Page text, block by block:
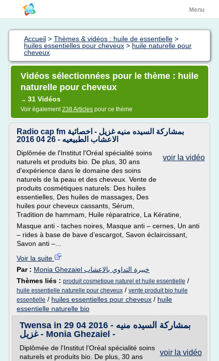
Menu
Accueil > Thèmes & vidéos : huile de essentielle >
huiles essentielles pour cheveux > huile naturelle pour
cheveux
Vidéos sélectionnées pour le thème : huile
naturelle pour cheveux
→ 31 Vidéos
Voir également238 Articles pour ce thème
Radio cap fm بمشاركة السيده منيه غزيل - اخصائية
الاعشاب الطبيعيه - 26 04 2016
voir la vidéo
Diplômée de l'Institut l'Oréal spécialité soins
naturels et produits bio. De plus, 30 ans
d'expérience dans le domaine des soins
naturels de la peau et des cheveux. Vente de
produits cosmétiques naturels: Des huiles
essentielles, Des huiles de massages, Des
huiles pour cheveux cassants, Sérum,
Tradition de hammam, Huile réparatrice, La Kératine,
Masque anti - taches noires, Masque anti – cernes, Un anti
– rides à base de bave d’escargot, Savon éclaircissant,
Savon anti –...
Voir la suite
Par :
Monia Ghezaiel خبيرة التداوي بالاعشاب
Thèmes liés : produit cosmetique naturel et huile essentielle /
huile essentielle naturelle pour cheveux / vente produit bio huile
essentielle / huiles essentielles pour cheveux / huile
essentielle naturelle bio
Twensa in 29 04 2016 - بمشاركة السيده منيه
غزيل - Monia Ghezaiel -
voir la vidéo
Diplômée de l'Institut l'Oréal spécialité soins
naturels et produits bio. De plus, 30 ans